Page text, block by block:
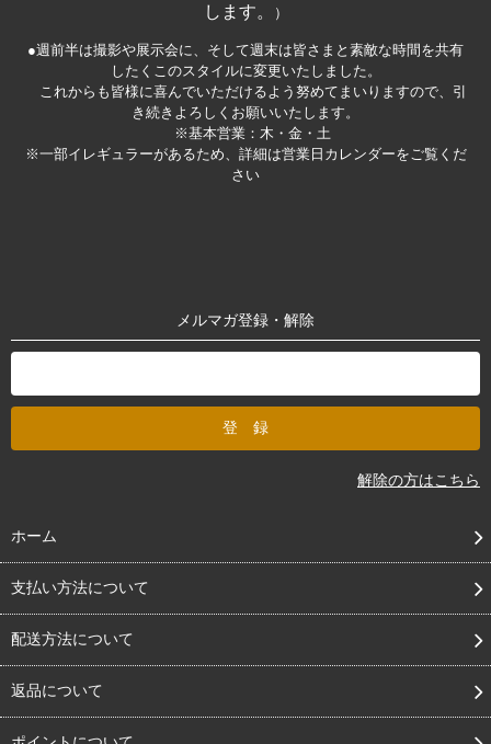
します。
）
●週前半は撮影や展示会に、そして週末は皆さまと素敵な時間を共有
したくこのスタイルに変更いたしました。
これからも皆様に喜んでいただけるよう努めてまいりますので、引
き続きよろしくお願いいたします。
※基本営業：木・金・土
※一部イレギュラーがあるため、詳細は営業日カレンダーをご覧くだ
さい
メルマガ登録・解除
解除の方はこちら
ホーム
支払い方法について
配送方法について
返品について